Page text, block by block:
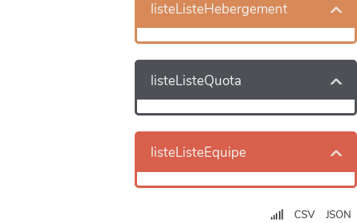
listeListeHebergement
listeListeQuota
listeListeEquipe
CSV JSON